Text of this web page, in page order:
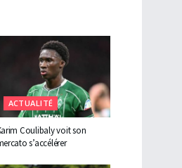
ACTUALITÉ
Coulibaly voit son
s’accélérer